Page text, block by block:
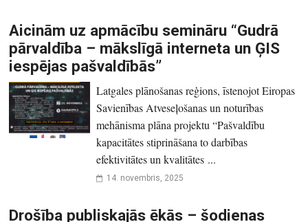
Aicinām uz apmācību semināru “Gudrā
pārvaldība – mākslīgā interneta un ĢIS
iespējas pašvaldībās”
Latgales plānošanas reģions, īstenojot Eiropas
Savienības Atveseļošanas un noturības
mehānisma plāna projektu “Pašvaldību
kapacitātes stiprināšana to darbības
efektivitātes un kvalitātes ...
14. novembris, 2025
Drošība publiskajās ēkās – šodienas